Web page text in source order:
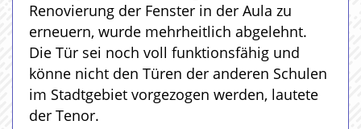
Renovierung der Fenster in der Aula zu
erneuern, wurde mehrheitlich abgelehnt.
Die Tür sei noch voll funktionsfähig und
könne nicht den Türen der anderen Schulen
im Stadtgebiet vorgezogen werden, lautete
der Tenor.